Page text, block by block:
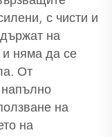
с чисти и
на
и няма да се
От
на
на